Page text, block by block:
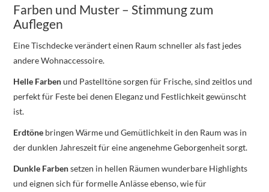
Farben und Muster – Stimmung zum
Auflegen
Eine Tischdecke verändert einen Raum schneller als fast jedes
andere Wohnaccessoire.
Helle Farbenund Pastelltöne sorgen für Frische, sind zeitlos und
perfekt für Feste bei denen Eleganz und Festlichkeit gewünscht
ist.
Erdtöne bringen Wärme und Gemütlichkeit in den Raum was in
der dunklen Jahreszeit für eine angenehme Geborgenheit sorgt.
Dunkle Farbensetzen in hellen Räumen wunderbare Highlights
und eignen sich für formelle Anlässe ebenso, wie für